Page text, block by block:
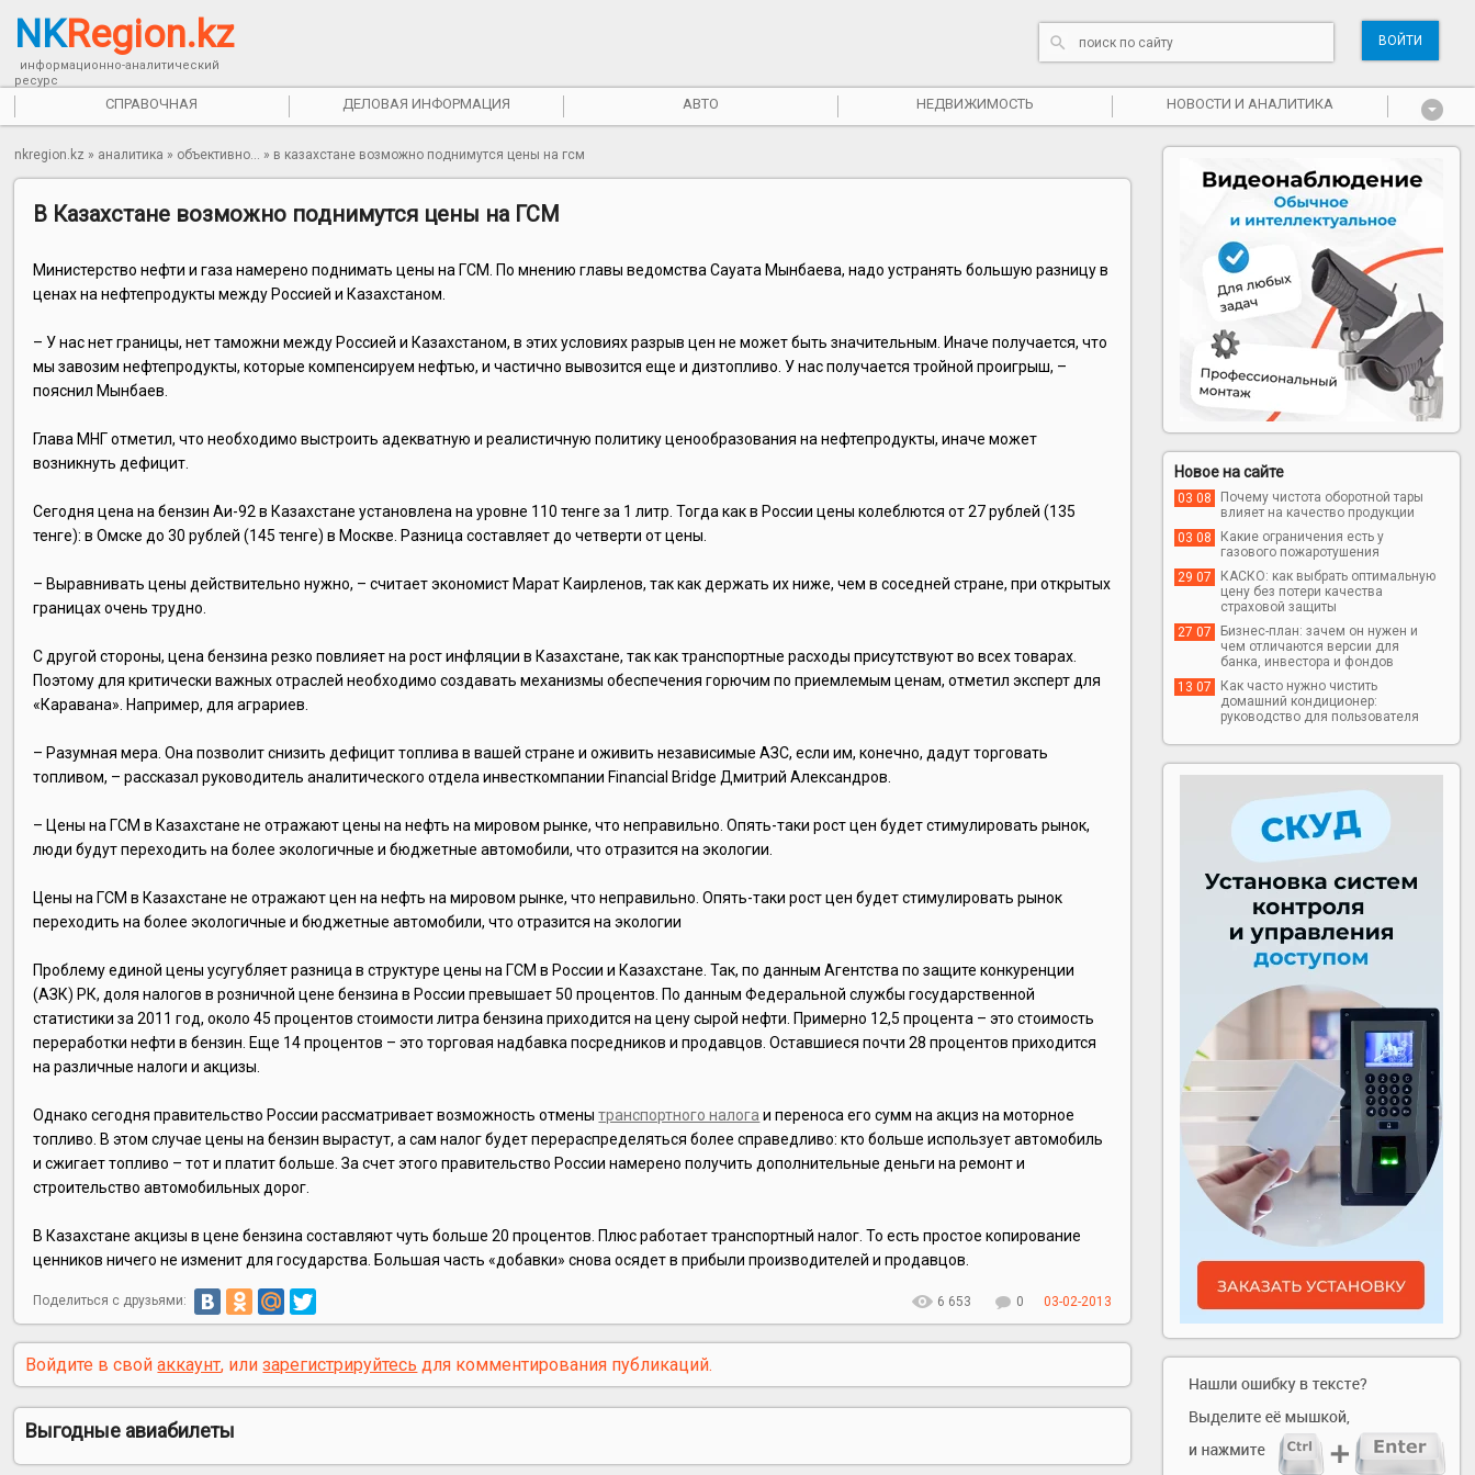
NKRegion.kz
информационно-аналитический
ресурс
ВОЙТИ
СПРАВОЧНАЯ ДЕЛОВАЯ ИНФОРМАЦИЯ АВТО НЕДВИЖИМОСТЬ НОВОСТИ И АНАЛИТИКА
nkregion.kz » аналитика » объективно... » в казахстане возможно поднимутся цены на гсм
В Казахстане возможно поднимутся цены на ГСМ
Министерство нефти и газа намерено поднимать цены на ГСМ. По мнению главы ведомства Сауата Мынбаева, надо устранять большую разницу в
ценах на нефтепродукты между Россией и Казахстаном.
– У нас нет границы, нет таможни между Россией и Казахстаном, в этих условиях разрыв цен не может быть значительным. Иначе получается, что
мы завозим нефтепродукты, которые компенсируем нефтью, и частично вывозится еще и дизтопливо. У нас получается тройной проигрыш, –
пояснил Мынбаев.
Глава МНГ отметил, что необходимо выстроить адекватную и реалистичную политику ценообразования на нефтепродукты, иначе может
возникнуть дефицит.
Сегодня цена на бензин Аи-92 в Казахстане установлена на уровне 110 тенге за 1 литр. Тогда как в России цены колеблются от 27 рублей (135
тенге): в Омске до 30 рублей (145 тенге) в Москве. Разница составляет до четверти от цены.
– Выравнивать цены действительно нужно, – считает экономист Марат Каирленов, так как держать их ниже, чем в соседней стране, при открытых
границах очень трудно.
С другой стороны, цена бензина резко повлияет на рост инфляции в Казахстане, так как транспортные расходы присутствуют во всех товарах.
Поэтому для критически важных отраслей необходимо создавать механизмы обеспечения горючим по приемлемым ценам, отметил эксперт для
«Каравана». Например, для аграриев.
– Разумная мера. Она позволит снизить дефицит топлива в вашей стране и оживить независимые АЗС, если им, конечно, дадут торговать
топливом, – рассказал руководитель аналитического отдела инвесткомпании Financial Bridge Дмитрий Александров.
– Цены на ГСМ в Казахстане не отражают цены на нефть на мировом рынке, что неправильно. Опять-таки рост цен будет стимулировать рынок,
люди будут переходить на более экологичные и бюджетные автомобили, что отразится на экологии.
Цены на ГСМ в Казахстане не отражают цен на нефть на мировом рынке, что неправильно. Опять-таки рост цен будет стимулировать рынок
переходить на более экологичные и бюджетные автомобили, что отразится на экологии
Проблему единой цены усугубляет разница в структуре цены на ГСМ в России и Казахстане. Так, по данным Агентства по защите конкуренции
(АЗК) РК, доля налогов в розничной цене бензина в России превышает 50 процентов. По данным Федеральной службы государственной
статистики за 2011 год, около 45 процентов стоимости литра бензина приходится на цену сырой нефти. Примерно 12,5 процента – это стоимость
переработки нефти в бензин. Еще 14 процентов – это торговая надбавка посредников и продавцов. Оставшиеся почти 28 процентов приходится
на различные налоги и акцизы.
Однако сегодня правительство России рассматривает возможность отменытранспортного налога и переноса его сумм на акциз на моторное
топливо. В этом случае цены на бензин вырастут, а сам налог будет перераспределяться более справедливо: кто больше использует автомобиль
и сжигает топливо – тот и платит больше. За счет этого правительство России намерено получить дополнительные деньги на ремонт и
строительство автомобильных дорог.
В Казахстане акцизы в цене бензина составляют чуть больше 20 процентов. Плюс работает транспортный налог. То есть простое копирование
ценников ничего не изменит для государства. Большая часть «добавки» снова осядет в прибыли производителей и продавцов.
Поделиться с друзьями: 6 653 0 03-02-2013
Войдите в свойаккаунт, илизарегистрируйтесь для комментирования публикаций.
Выгодные авиабилеты
Новое на сайте
03 08
Почему чистота оборотной тары
влияет на качество продукции
03 08
Какие ограничения есть у
газового пожаротушения
29 07
КАСКО: как выбрать оптимальную
цену без потери качества
страховой защиты
27 07
Бизнес-план: зачем он нужен и
чем отличаются версии для
банка, инвестора и фондов
13 07
Как часто нужно чистить
домашний кондиционер:
руководство для пользователя